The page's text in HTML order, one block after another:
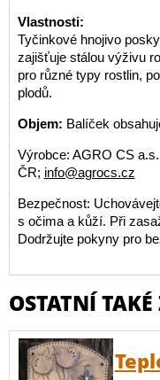
Vlastnosti:
Tyčinkové hnojivo
zajišťuje stálou výživu
pro různé typy rostlin,
plodů.
Objem: Balíček
Výrobce: AGRO CS
ČR; info@agrocs.cz
Bezpečnost:
s očima a kůží. Při
Dodržujte pokyny pro
OSTATNÍ